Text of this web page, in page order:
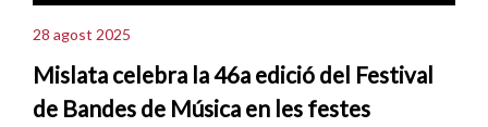
28 agost 2025
Mislata celebra la 46a edició del Festival
de Bandes de Música en les festes